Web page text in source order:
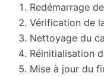
Redémarrage
Vérification de
Nettoyage du
Réinitialisation
Mise à jour du